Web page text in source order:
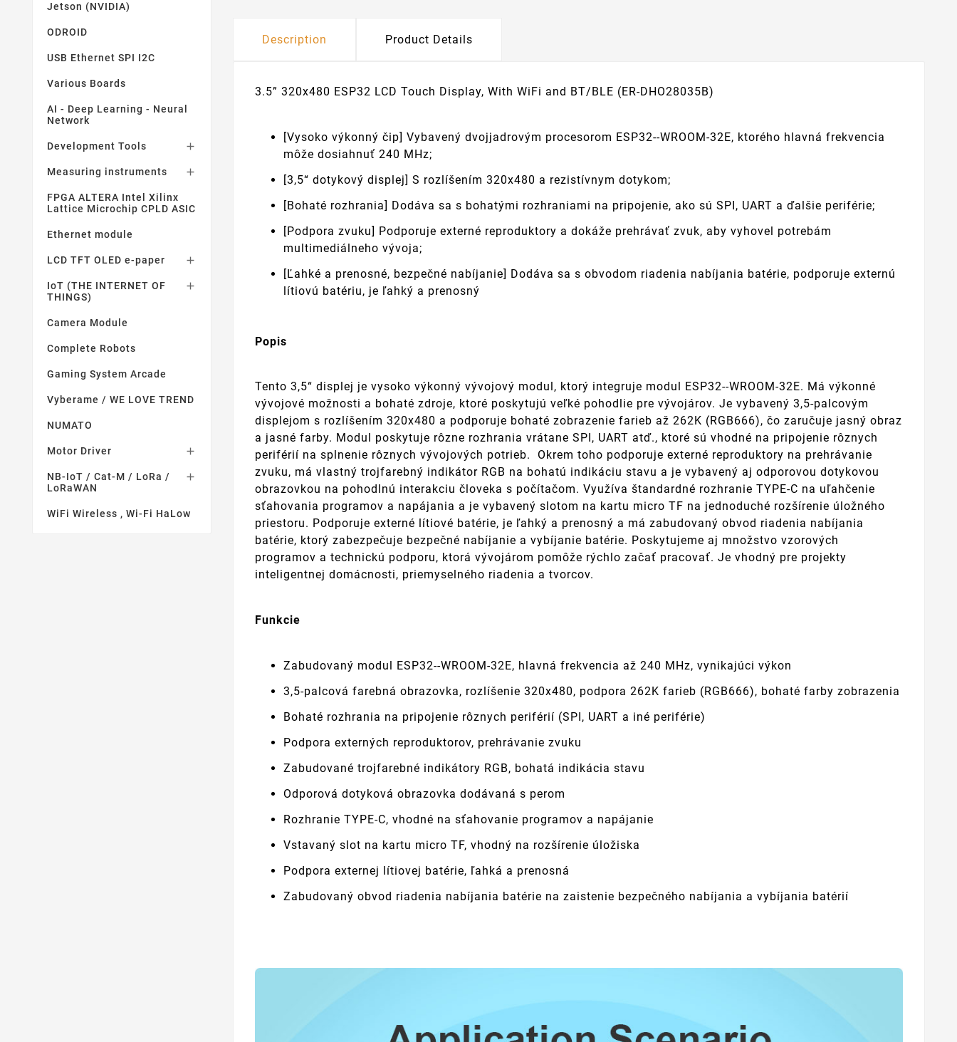
Jetson (NVIDIA)
ODROID
USB Ethernet SPI I2C
Various Boards
AI - Deep Learning - Neural
Network
Development Tools 
Measuring instruments 
FPGA ALTERA Intel Xilinx
Lattice Microchip CPLD ASIC
Ethernet module
LCD TFT OLED e-paper 
IoT (THE INTERNET OF
THINGS)

Camera Module
Complete Robots
Gaming System Arcade
Vyberame / WE LOVE TREND
NUMATO
Motor Driver 
NB-IoT / Cat-M / LoRa /
LoRaWAN

WiFi Wireless , Wi-Fi HaLow
Description Product Details
3.5” 320x480 ESP32 LCD Touch Display, With WiFi and BT/BLE (ER-DHO28035B)
[Vysoko výkonný čip] Vybavený dvojjadrovým procesorom ESP32--WROOM-32E, ktorého hlavná frekvencia
môže dosiahnuť 240 MHz;
[3,5“ dotykový displej] S rozlíšením 320x480 a rezistívnym dotykom;
[Bohaté rozhrania] Dodáva sa s bohatými rozhraniami na pripojenie, ako sú SPI, UART a ďalšie periférie;
[Podpora zvuku] Podporuje externé reproduktory a dokáže prehrávať zvuk, aby vyhovel potrebám
multimediálneho vývoja;
[Ľahké a prenosné, bezpečné nabíjanie] Dodáva sa s obvodom riadenia nabíjania batérie, podporuje externú
lítiovú batériu, je ľahký a prenosný
Popis
Tento 3,5“ displej je vysoko výkonný vývojový modul, ktorý integruje modul ESP32--WROOM-32E. Má výkonné
vývojové možnosti a bohaté zdroje, ktoré poskytujú veľké pohodlie pre vývojárov. Je vybavený 3,5-palcovým
displejom s rozlíšením 320x480 a podporuje bohaté zobrazenie farieb až 262K (RGB666), čo zaručuje jasný obraz
a jasné farby. Modul poskytuje rôzne rozhrania vrátane SPI, UART atď., ktoré sú vhodné na pripojenie rôznych
periférií na splnenie rôznych vývojových potrieb. Okrem toho podporuje externé reproduktory na prehrávanie
zvuku, má vlastný trojfarebný indikátor RGB na bohatú indikáciu stavu a je vybavený aj odporovou dotykovou
obrazovkou na pohodlnú interakciu človeka s počítačom. Využíva štandardné rozhranie TYPE-C na uľahčenie
sťahovania programov a napájania a je vybavený slotom na kartu micro TF na jednoduché rozšírenie úložného
priestoru. Podporuje externé lítiové batérie, je ľahký a prenosný a má zabudovaný obvod riadenia nabíjania
batérie, ktorý zabezpečuje bezpečné nabíjanie a vybíjanie batérie. Poskytujeme aj množstvo vzorových
programov a technickú podporu, ktorá vývojárom pomôže rýchlo začať pracovať. Je vhodný pre projekty
inteligentnej domácnosti, priemyselného riadenia a tvorcov.
Funkcie
Zabudovaný modul ESP32--WROOM-32E, hlavná frekvencia až 240 MHz, vynikajúci výkon
3,5-palcová farebná obrazovka, rozlíšenie 320x480, podpora 262K farieb (RGB666), bohaté farby zobrazenia
Bohaté rozhrania na pripojenie rôznych periférií (SPI, UART a iné periférie)
Podpora externých reproduktorov, prehrávanie zvuku
Zabudované trojfarebné indikátory RGB, bohatá indikácia stavu
Odporová dotyková obrazovka dodávaná s perom
Rozhranie TYPE-C, vhodné na sťahovanie programov a napájanie
Vstavaný slot na kartu micro TF, vhodný na rozšírenie úložiska
Podpora externej lítiovej batérie, ľahká a prenosná
Zabudovaný obvod riadenia nabíjania batérie na zaistenie bezpečného nabíjania a vybíjania batérií